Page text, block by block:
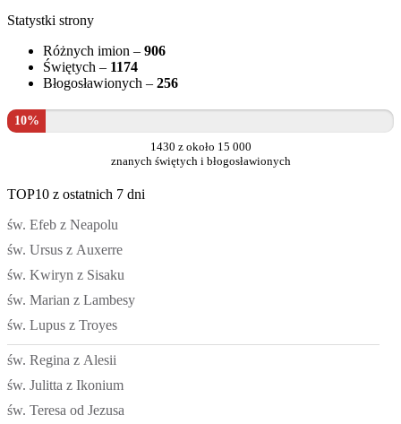
Statystki strony
Różnych imion – 906
Świętych – 1174
Błogosławionych – 256
10%
1430 z około 15 000
znanych świętych i błogosławionych
TOP10 z ostatnich 7 dni
św. Efeb z Neapolu
św. Ursus z Auxerre
św. Kwiryn z Sisaku
św. Marian z Lambesy
św. Lupus z Troyes
św. Regina z Alesii
św. Julitta z Ikonium
św. Teresa od Jezusa